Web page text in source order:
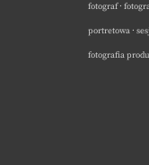
fotograf ·
portretowa ·
fotografia